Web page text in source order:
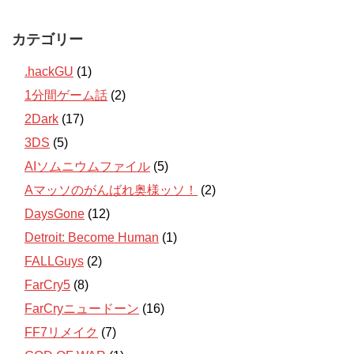
カテゴリー
.hackGU (1)
1分間ゲーム話 (2)
2Dark (17)
3DS (5)
AIソムニウムファイル (5)
Aマッソのがんばれ奥様ッソ！
(2)
DaysGone (12)
Detroit: Become Human (1)
FALLGuys (2)
FarCry5 (8)
FarCryニュードーン (16)
FF7リメイク (7)